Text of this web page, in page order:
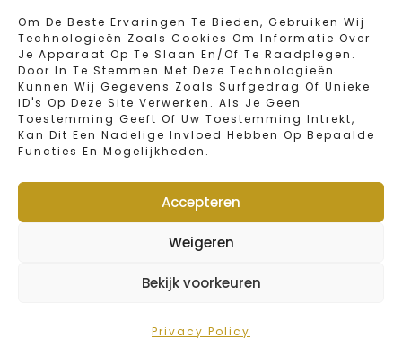
Om De Beste Ervaringen Te Bieden, Gebruiken Wij
Technologieën Zoals Cookies Om Informatie Over
Je Apparaat Op Te Slaan En/of Te Raadplegen.
Door In Te Stemmen Met Deze Technologieën
Kunnen Wij Gegevens Zoals Surfgedrag Of Unieke
ID's Op Deze Site Verwerken. Als Je Geen
Toestemming Geeft Of Uw Toestemming Intrekt,
Kan Dit Een Nadelige Invloed Hebben Op Bepaalde
Functies En Mogelijkheden.
Accepteren
Weigeren
Bekijk voorkeuren
Privacy Policy
Fax: 02/734.46.40
Email: info@sweetbakeryvandender.com
Opening Hours
Monday : Closed
Tuesday – Friday : 6:00 – 19:00
Sunday en public holidays : 6:00 – 15:00
Annual closing days : january 1st and 2nd
Webshop